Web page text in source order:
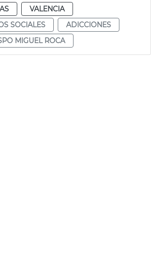
VALENCIA
SOCIALES
ADICCIONES
MIGUEL ROCA